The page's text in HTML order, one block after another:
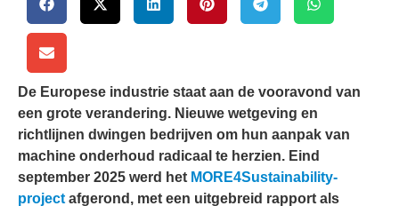
De Europese industrie staat aan de vooravond van
een grote verandering. Nieuwe wetgeving en
richtlijnen dwingen bedrijven om hun aanpak van
machine onderhoud radicaal te herzien. Eind
september 2025 werd het MORE4Sustainability-
project afgerond, met een uitgebreid rapport als